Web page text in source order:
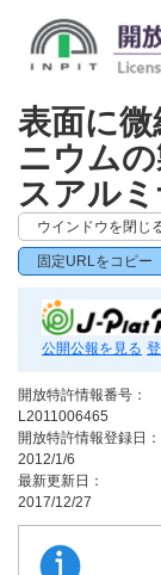
表面に微
ニウム
スアル
ウインドウを閉じ
固定URLをコピー
公開公報を見る
開放特許情報番号：
L2011006465
開放特許情報登録日：
2012/1/6
最新更新日：
2017/12/27